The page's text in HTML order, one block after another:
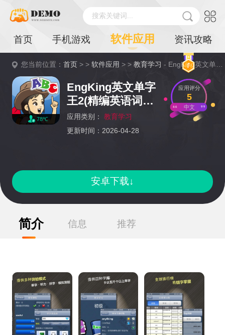
搜索关键词...
首页 手机游戏 软件应用 资讯攻略
您当前位置：首页 > >软件应用 > >教育学习 - EngKing英文单字王2(精编英语词汇大全app最新版)详情
78℃
EngKing英文单字
王2(精编英语词汇
大全app最新版)
应用类别：
教育学习
更新时间：2026-04-28
应用评分
5
中文
安卓下载↓
简介 信息 推荐